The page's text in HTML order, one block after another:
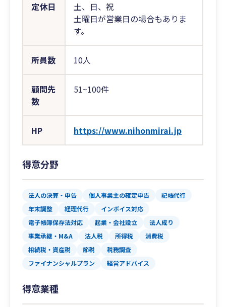
定休日
土、日、祝
土曜日が営業日の場合もありま
す。
所員数 10人
顧問先
数
51~100件
HP https://www.nihonmirai.jp
得意分野
法人の決算・申告 個人事業主の確定申告
記帳代行
年末調整
経理代行
インボイス対応
電子帳簿保存法対応
起業・会社設立
法人成り
事業承継・M&A
法人税 所得税
消費税
相続税・資産税
節税
税務調査
ファイナンシャルプラン
経営アドバイス
得意業種